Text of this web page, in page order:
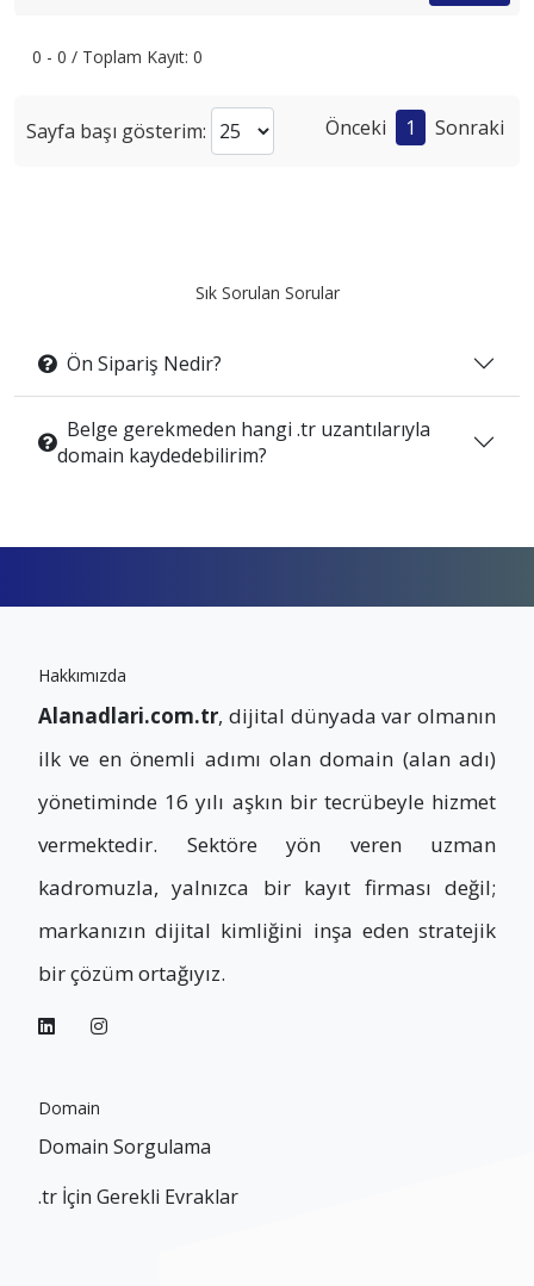
0 - 0 / Toplam Kayıt: 0
Sayfa başı gösterim: Önceki 1 Sonraki
Sık Sorulan Sorular
Ön Sipariş Nedir?
Belge gerekmeden hangi .tr uzantılarıyla
domain kaydedebilirim?
Hakkımızda
Alanadlari.com.tr, dijital dünyada var olmanın
ilk ve en önemli adımı olan domain (alan adı)
yönetiminde 16 yılı aşkın bir tecrübeyle hizmet
vermektedir. Sektöre yön veren uzman
kadromuzla, yalnızca bir kayıt firması değil;
markanızın dijital kimliğini inşa eden stratejik
bir çözüm ortağıyız.
Domain
Domain Sorgulama
.tr İçin Gerekli Evraklar